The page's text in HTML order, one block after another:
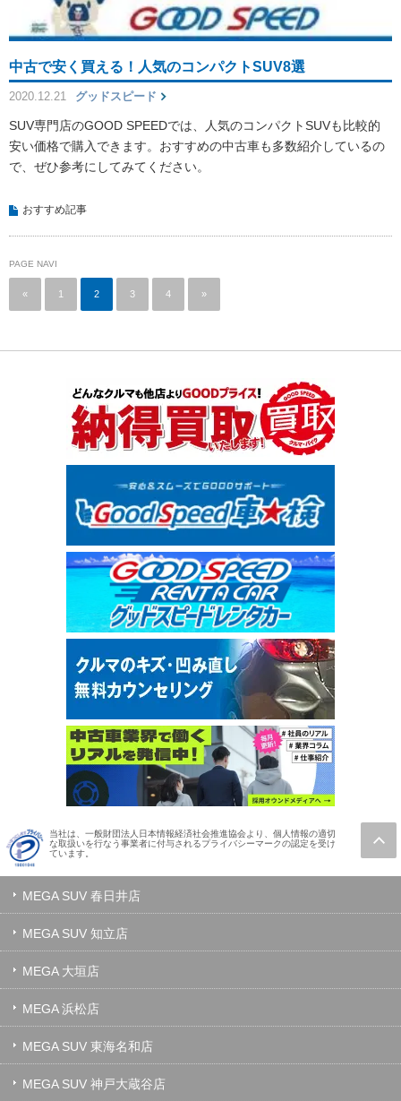
中古で安く買える！人気のコンパクトSUV8選
2020.12.21 グッドスピード
SUV専門店のGOOD SPEEDでは、人気のコンパクトSUVも比較的
安い価格で購入できます。おすすめの中古車も多数紹介しているの
で、ぜひ参考にしてみてください。
おすすめ記事
PAGE NAVI
« 1 2 3 4 »
当社は、一般財団法人日本情報経済社会推進協会より、個人情報の適切
な取扱いを行なう事業者に付与されるプライバシーマークの認定を受け
ています。
MEGA SUV 春日井店
MEGA SUV 知立店
MEGA 大垣店
MEGA 浜松店
MEGA SUV 東海名和店
MEGA SUV 神戸大蔵谷店